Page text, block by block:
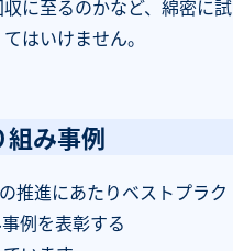
に至るのかなど、綿密に試
はいけません。
み事例
推進にあたりベストプラク
例を表彰する